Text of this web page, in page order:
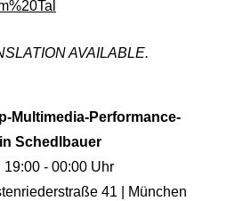
AVAILABLE.
Multimedia-Performance-
Schedlbauer
19:00 - 00:00 Uhr
41 | München